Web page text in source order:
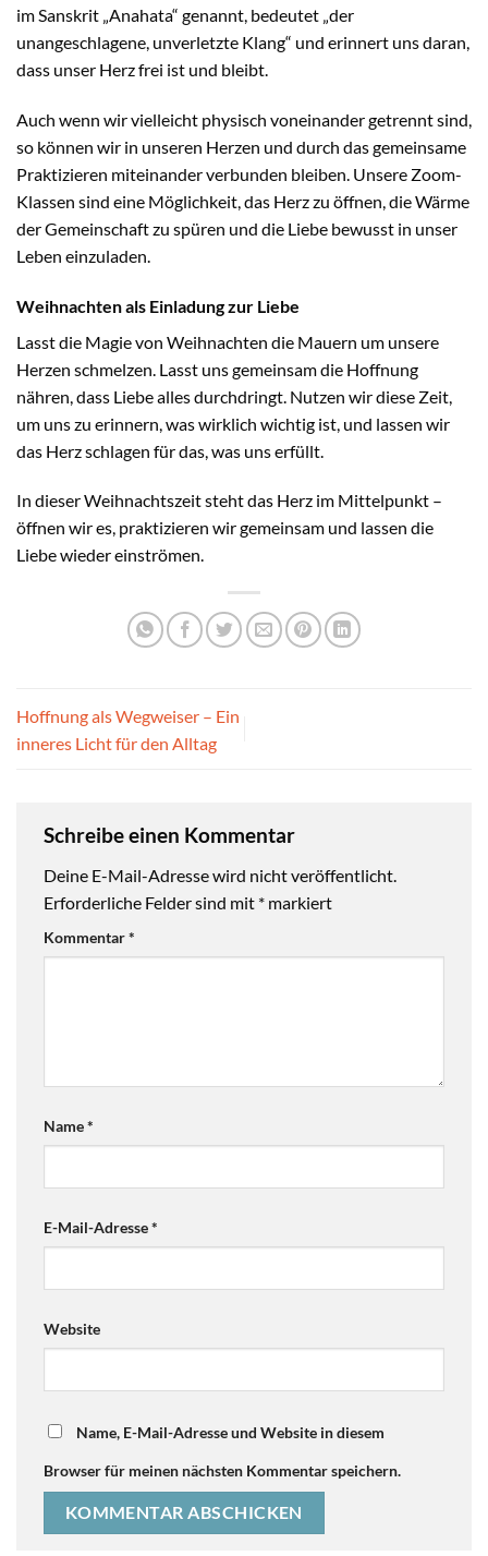
im Sanskrit „Anahata“ genannt, bedeutet „der
unangeschlagene, unverletzte Klang“ und erinnert uns daran,
dass unser Herz frei ist und bleibt.
Auch wenn wir vielleicht physisch voneinander getrennt sind,
so können wir in unseren Herzen und durch das gemeinsame
Praktizieren miteinander verbunden bleiben. Unsere Zoom-
Klassen sind eine Möglichkeit, das Herz zu öffnen, die Wärme
der Gemeinschaft zu spüren und die Liebe bewusst in unser
Leben einzuladen.
Weihnachten als Einladung zur Liebe
Lasst die Magie von Weihnachten die Mauern um unsere
Herzen schmelzen. Lasst uns gemeinsam die Hoffnung
nähren, dass Liebe alles durchdringt. Nutzen wir diese Zeit,
um uns zu erinnern, was wirklich wichtig ist, und lassen wir
das Herz schlagen für das, was uns erfüllt.
In dieser Weihnachtszeit steht das Herz im Mittelpunkt –
öffnen wir es, praktizieren wir gemeinsam und lassen die
Liebe wieder einströmen.
Hoffnung als Wegweiser – Ein
inneres Licht für den Alltag
Schreibe einen Kommentar
Deine E-Mail-Adresse wird nicht veröffentlicht.
Erforderliche Felder sind mit * markiert
Kommentar*
Name*
E-Mail-Adresse*
Website
Name, E-Mail-Adresse und Website in diesem
Browser für meinen nächsten Kommentar speichern.